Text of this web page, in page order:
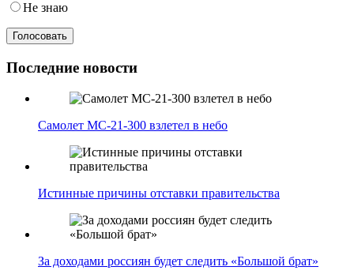
Не знаю
Последние новости
Самолет МС-21-300 взлетел в небо
Истинные причины отставки правительства
За доходами россиян будет следить «Большой брат»